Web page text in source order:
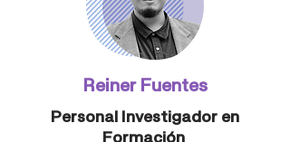
Reiner Fuentes
Personal Investigador en
Formación